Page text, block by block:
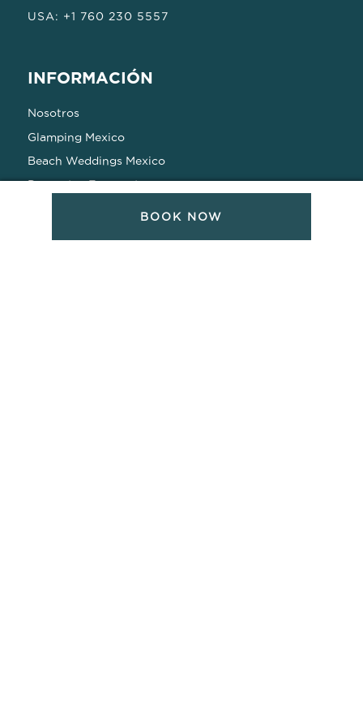
USA: +1 760 230 5557
INFORMACIÓN
Nosotros
Glamping Mexico
Beach Weddings Mexico
Preguntas Frecuentes
BOOK NOW